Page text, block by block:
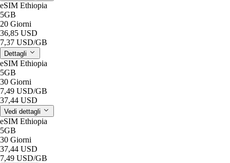
eSIM Ethiopia
5GB
20 Giorni
36,85 USD
7,37 USD/GB
Dettagli
eSIM Ethiopia
5GB
30 Giorni
7,49 USD/GB
37,44 USD
Vedi dettagli
eSIM Ethiopia
5GB
30 Giorni
37,44 USD
7,49 USD/GB